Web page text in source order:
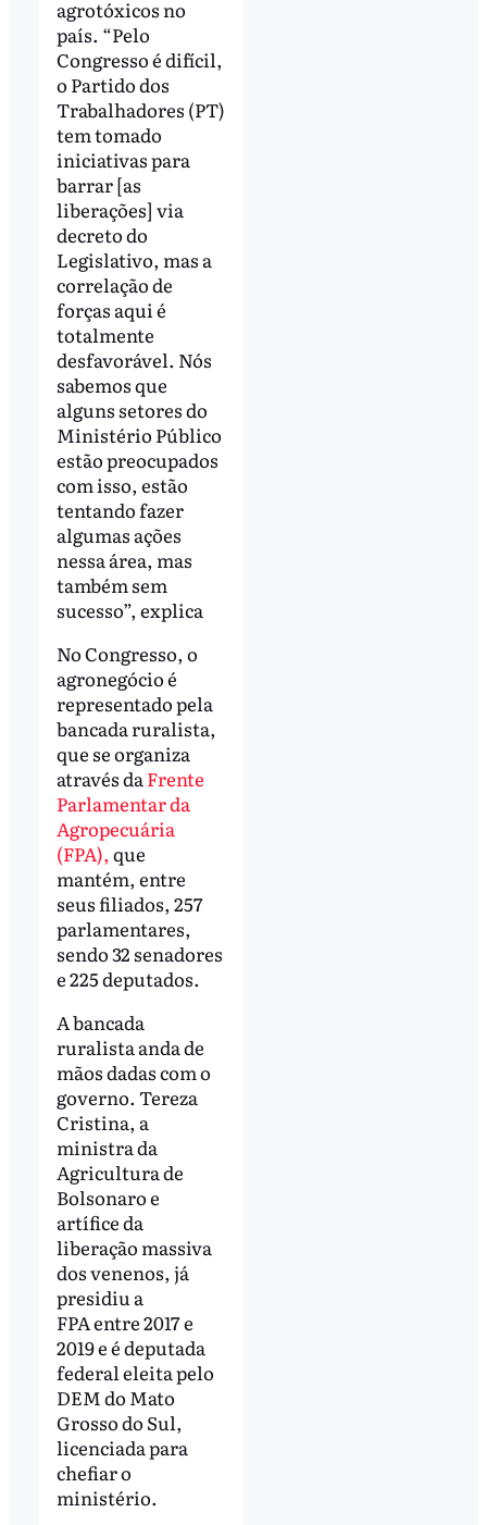
agrotóxicos no
país. “Pelo
Congresso é difícil,
o Partido dos
Trabalhadores (PT)
tem tomado
iniciativas para
barrar [as
liberações] via
decreto do
Legislativo, mas a
correlação de
forças aqui é
totalmente
desfavorável. Nós
sabemos que
alguns setores do
Ministério Público
estão preocupados
com isso, estão
tentando fazer
algumas ações
nessa área, mas
também sem
sucesso”, explica
No Congresso, o
agronegócio é
representado pela
bancada ruralista,
que se organiza
através da Frente
Parlamentar da
Agropecuária
(FPA), que
mantém, entre
seus filiados, 257
parlamentares,
sendo 32 senadores
e 225 deputados.
A bancada
ruralista anda de
mãos dadas com o
governo. Tereza
Cristina, a
ministra da
Agricultura de
Bolsonaro e
artífice da
liberação massiva
dos venenos, já
presidiu a
FPA entre 2017 e
2019 e é deputada
federal eleita pelo
DEM do Mato
Grosso do Sul,
licenciada para
chefiar o
ministério.